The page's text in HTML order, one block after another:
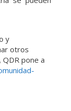
y
otros
pone a